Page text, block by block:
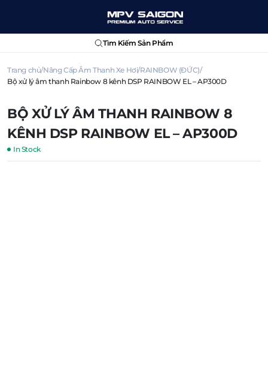
Tìm Kiếm Sản Phẩm
Trang chủ Nâng Cấp Âm Thanh Xe Hơi RAINBOW (ĐỨC)
Bộ xử lý âm thanh Rainbow 8 kênh DSP RAINBOW EL – AP300D
BỘ XỬ LÝ ÂM THANH RAINBOW 8
KÊNH DSP RAINBOW EL – AP300D
In Stock